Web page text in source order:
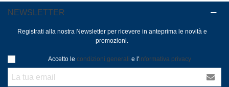
NEWSLETTER
Registrati alla nostra Newsletter per ricevere in anteprima le novità e
promozioni.
Accetto le condizioni generali e l'informativa privacy